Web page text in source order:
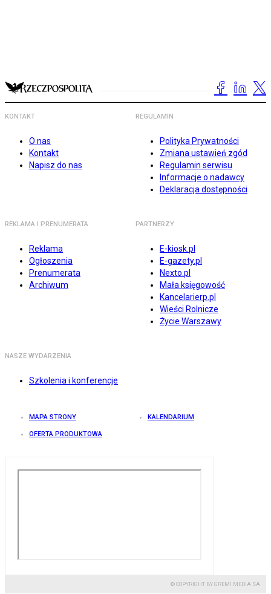
KONTAKT
O nas
Kontakt
Napisz do nas
REGULAMIN
Polityka Prywatności
Zmiana ustawień zgód
Regulamin serwisu
Informacje o nadawcy
Deklaracja dostępności
REKLAMA I PRENUMERATA
Reklama
Ogłoszenia
Prenumerata
Archiwum
PARTNERZY
E-kiosk.pl
E-gazety.pl
Nexto.pl
Mała księgowość
Kancelarierp.pl
Wieści Rolnicze
Życie Warszawy
NASZE WYDARZENIA
Szkolenia i konferencje
MAPA STRONY KALENDARIUM
OFERTA PRODUKTOWA
© COPYRIGHT BY GREMI MEDIA SA